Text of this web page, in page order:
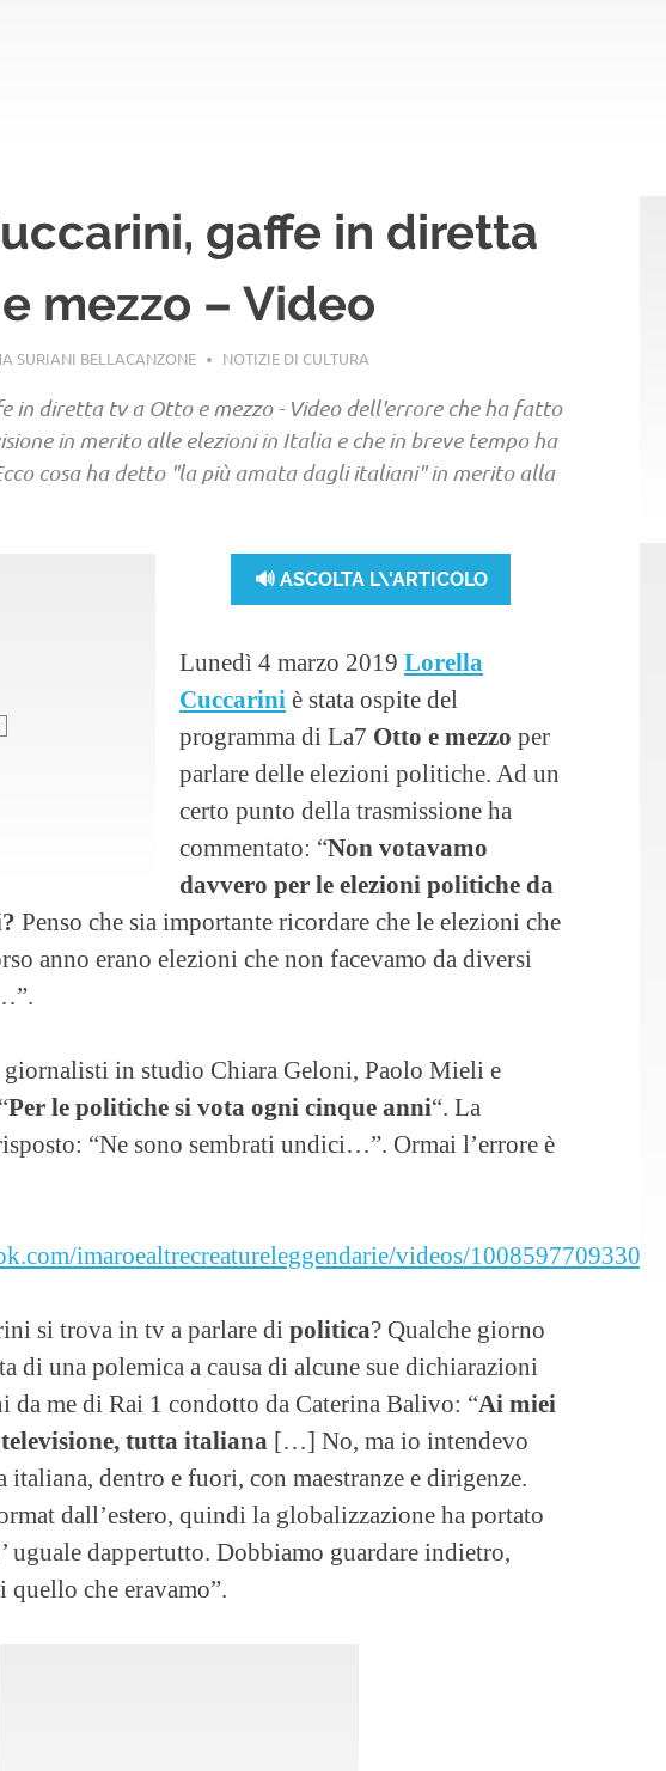
gaffe in diretta
mezzo – Video
SURIANI BELLACANZONE NOTIZIE DI CULTURA
in diretta tv a Otto e mezzo - Video dell'errore che ha fatto
in merito alle elezioni in Italia e che in breve tempo ha
cosa ha detto "la più amata dagli italiani" in merito alla
🔊 ASCOLTA L\'ARTICOLO
Lunedì 4 marzo 2019 Lorella
Cuccarini è stata ospite del
programma di La7 Otto e mezzo per
parlare delle elezioni politiche. Ad un
certo punto della trasmissione ha
commentato: “Non votavamo
davvero per le elezioni politiche da
Penso che sia importante ricordare che le elezioni che
anno erano elezioni che non facevamo da diversi
giornalisti in studio Chiara Geloni, Paolo Mieli e
Per le politiche si vota ogni cinque anni“. La
“Ne sono sembrati undici…”. Ormai l’errore è
imaroealtrecreatureleggendarie/videos/
si trova in tv a parlare di politica? Qualche giorno
di una polemica a causa di alcune sue dichiarazioni
da me di Rai 1 condotto da Caterina Balivo: “Ai miei
tutta italiana […] No, ma io intendevo
italiana, dentro e fuori, con maestranze e dirigenze.
dall’estero, quindi la globalizzazione ha portato
uguale dappertutto. Dobbiamo guardare indietro,
che eravamo”.